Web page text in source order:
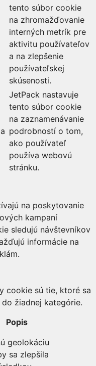
tento súbor cookie
na zhromažďovanie
interných metrík pre
aktivitu používateľov
a na zlepšenie
používateľskej
skúsenosti.
JetPack nastavuje
tento súbor cookie
na zaznamenávanie
podrobností o tom,
ako používateľ
používa webovú
stránku.
na poskytovanie
kampaní
sledujú návštevníkov
informácie na
cookie sú tie, ktoré sa
žiadnej kategórie.
Popis
geolokáciu
sa zlepšila